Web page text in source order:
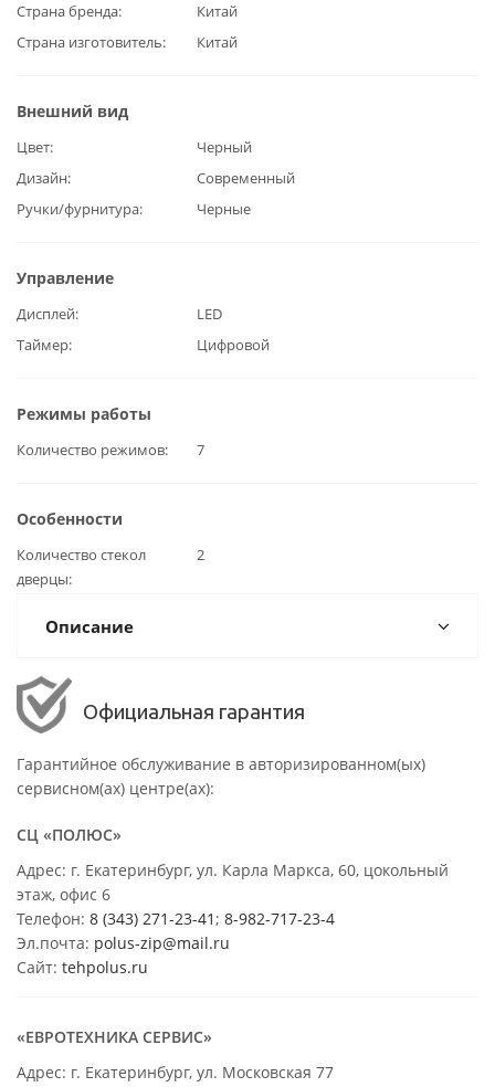
Страна бренда
Китай
Страна изготовитель
Китай
Внешний вид
Цвет
Черный
Дизайн
Современный
Ручки/фурнитура
Черные
Управление
Дисплей
LED
Таймер
Цифровой
Режимы работы
Количество режимов 7
Особенности
Количество стекол
дверцы
2
Описание
Официальная гарантия
Гарантийное обслуживание в авторизированном(ых)
сервисном(ах) центре(ах):
СЦ «ПОЛЮС»
Адрес: г. Екатеринбург, ул. Карла Маркса, 60, цокольный
этаж, офис 6
Телефон: 8 (343) 271-23-41; 8-982-717-23-4
Эл.почта: polus-zip@mail.ru
Сайт: tehpolus.ru
«ЕВРОТЕХНИКА СЕРВИС»
Адрес: г. Екатеринбург, ул. Московская 77